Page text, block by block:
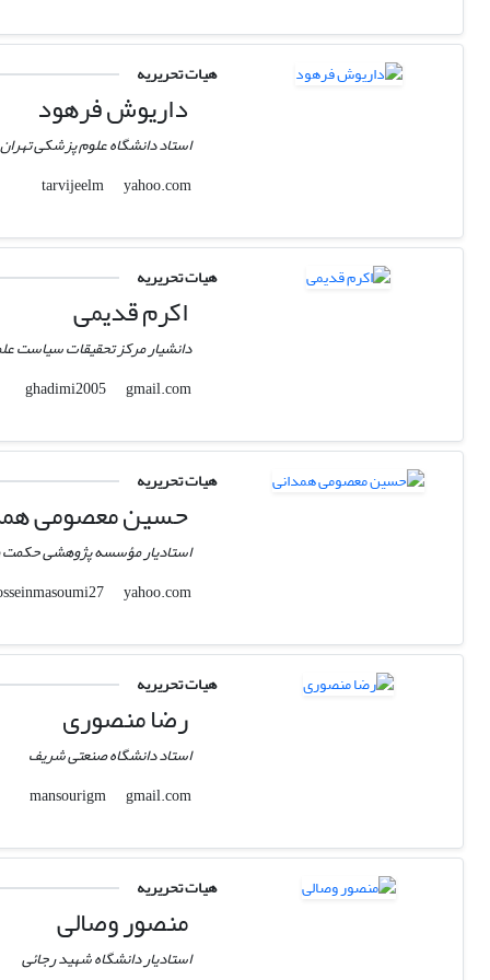
هیات تحریریه
داریوش فرهود
استاد دانشگاه علوم پزشکی تهران
tarvijeelm
yahoo.com
هیات تحریریه
اکرم قدیمی
دانشیار مرکز تحقیقات سیاست
ghadimi2005
gmail.com
هیات تحریریه
حسین معصومی
استادیار مؤسسه پژوهشی حکمت
hosseinmasoumi27
yahoo.com
هیات تحریریه
رضا منصوری
استاد دانشگاه صنعتی شریف
mansourigm
gmail.com
هیات تحریریه
منصور وصالی
استادیار دانشگاه شهید رجائی